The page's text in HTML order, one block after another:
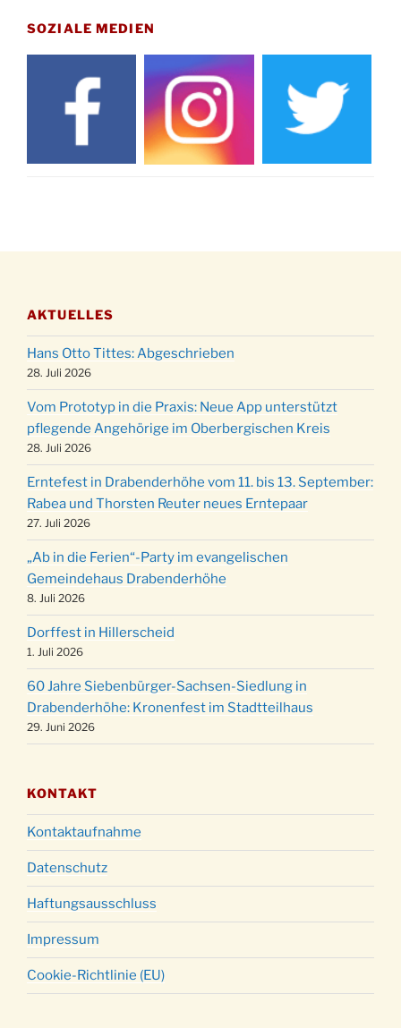
Drabenderhöhe um 11:15 Uhr
21.11.
Basar im Ev. Gemeindehaus von 14-16:30 Uhr
Katharinenball des Honterus Chors im
Stadtteilhaus um 19:00 Uhr
Kinderbibeltag im Ev. Gemeindehaus von 10-
12 Uhr
Stadtteilhaus um 19:00 Uhr
11.12.
Puer-Natus weihnachtliches Brauchtum am
Robert-Gassner-Hof um 17:00 Uhr
19.12.
Kinderbibeltag im Ev. Gemeindehaus von 10-
12 Uhr
20.12.
Weihnachts-Konzert des Honterus Chors in
der Kirche um 17:00 Uhr
24.12.
Familiengottesdienst mit Krippenspiel im Ev.
Gemeindehaus um 15:00 Uhr
24.12. Familiengottesdienst in der FeG um 16 Uhr
24.12.
Weihnachtsgottesdienst in der Kirche um
15:00 Uhr
24.12.
Weihnachtsgottesdienst in der Kirche um
18:00 Uhr
24.12.
Christmette mit der ev. Jugend in der Kirche
um 23:00 Uhr
31.12.
Gottesdienst zu Silvester in der Kirche um
18:00 Uhr
SOZIALE MEDIEN
AKTUELLES
Hans Otto Tittes: Abgeschrieben
28. Juli 2026
Vom Prototyp in die Praxis: Neue App unterstützt
pflegende Angehörige im Oberbergischen Kreis
28. Juli 2026
Erntefest in Drabenderhöhe vom 11. bis 13. September:
Rabea und Thorsten Reuter neues Erntepaar
27. Juli 2026
„Ab in die Ferien“-Party im evangelischen
Gemeindehaus Drabenderhöhe
8. Juli 2026
Dorffest in Hillerscheid
1. Juli 2026
60 Jahre Siebenbürger-Sachsen-Siedlung in
Drabenderhöhe: Kronenfest im Stadtteilhaus
29. Juni 2026
KONTAKT
Kontaktaufnahme
Datenschutz
Haftungsausschluss
Impressum
Cookie-Richtlinie (EU)